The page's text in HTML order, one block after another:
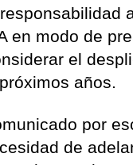
en modo de
el
años.
por
de